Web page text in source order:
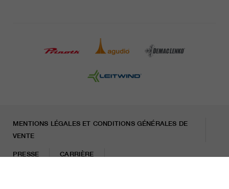
MENTIONS LÉGALES ET CONDITIONS GÉNÉRALES DE
VENTE
PRESSE CARRIÈRE